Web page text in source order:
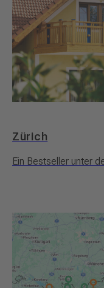
Zürich
Ein Bestseller unter